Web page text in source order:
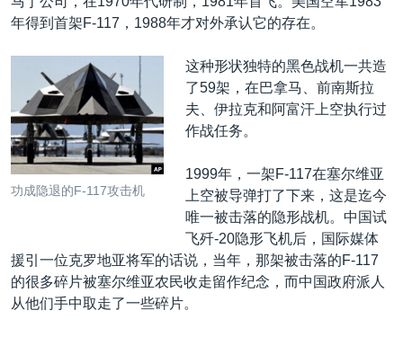
年得到首架F-117，1988年才对外承认它的存在。
功成隐退的F-117攻击机
这种形状独特的黑色战机一共造
了59架，在巴拿马、前南斯拉
夫、伊拉克和阿富汗上空执行过
作战任务。
1999年，一架F-117在塞尔维亚
上空被导弹打了下来，这是迄今
唯一被击落的隐形战机。中国试
飞歼-20隐形飞机后，国际媒体
援引一位克罗地亚将军的话说，当年，那架被击落的F-117
的很多碎片被塞尔维亚农民收走留作纪念，而中国政府派人
从他们手中取走了一些碎片。